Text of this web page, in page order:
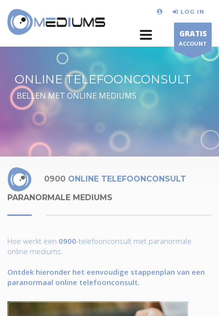
LOG IN
GRATIS
ACCOUNT
ONLINE TELEFOONCONSULT
BELLEN MET ONLINE MEDIUMS
0900 ONLINE TELEFOONCONSULT
PARANORMALE MEDIUMS
Hoe werkt een 0900-telefoonconsult met paranormale
online mediums.
Ontdek hieronder het eenvoudige stappenplan van een
paranormaal online telefoonconsult.